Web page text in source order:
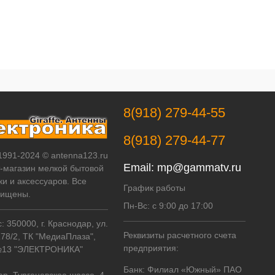
2024 © antenna123.ru
магазин мелкой бытовой
и аксессуаров. Все
350000, г. Краснодар, ул.
2, ТК "МедиаПлаза",
"ЭЛЕКТРОНИКА"
8(918) 279-44-55
8(918) 279-44-77
Email: mp@gammatv.ru
График работы
Пн-Вс: с 9:00 до 17:00
Реквизиты расчетного счета
предприятия:
Банк: Филиал «Южный» ПАО